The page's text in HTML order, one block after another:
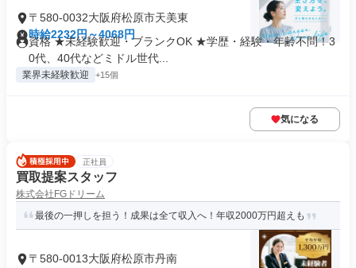
〒580-0032大阪府松原市天美東
時給2232円～4068円
資格 ★未経験歓迎・ブランクOK ★学歴・経験・年齢不問！3
0代、40代などミドル世代...
業界未経験歓迎 +15個
気になる
正社員
買取提案スタッフ
株式会社FGドリーム
最後の一押しを担う！成果は全て収入へ！年収2000万円超えも
〒580-0013大阪府松原市丹南